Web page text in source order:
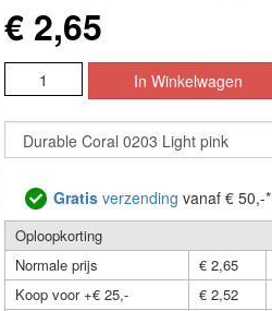
€ 2,65
Gratisverzending vanaf € 50,-*
Oploopkorting
Normale prijs
€ 2,65
Koop voor +€ 25,-
€ 2,52